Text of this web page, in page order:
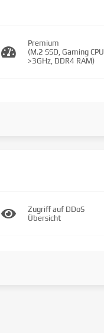
Premium
(M.2 SSD, Gaming CPU
>3GHz, DDR4 RAM)
Zugriff auf DDoS
Übersicht